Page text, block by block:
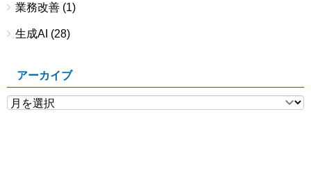
業務改善 (1)
生成AI (28)
アーカイブ